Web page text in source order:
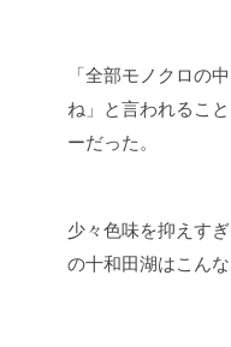
「全部モノクロの
ね」と言われるこ
ーだった。
少々色味を抑えす
の十和田湖はこんな